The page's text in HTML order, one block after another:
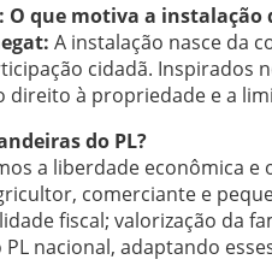
O que motiva a instalação
A instalação nasce da
cidadã. Inspirados
direito à propriedade e a
do PL?
a liberdade econômica
comerciante e
fiscal; valorização da
nacional, adaptando